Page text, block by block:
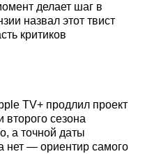
делает шаг в
назвал этот твист
критиков
TV+ продлил проект
сезона
а точной даты
нет — ориентир самого